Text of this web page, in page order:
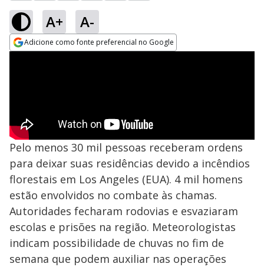
A+ A-
Adicione como fonte preferencial no Google
Pelo menos 30 mil pessoas receberam ordens
para deixar suas residências devido a incêndios
florestais em Los Angeles (EUA). 4 mil homens
estão envolvidos no combate às chamas.
Autoridades fecharam rodovias e esvaziaram
escolas e prisões na região. Meteorologistas
indicam possibilidade de chuvas no fim de
semana que podem auxiliar nas operações